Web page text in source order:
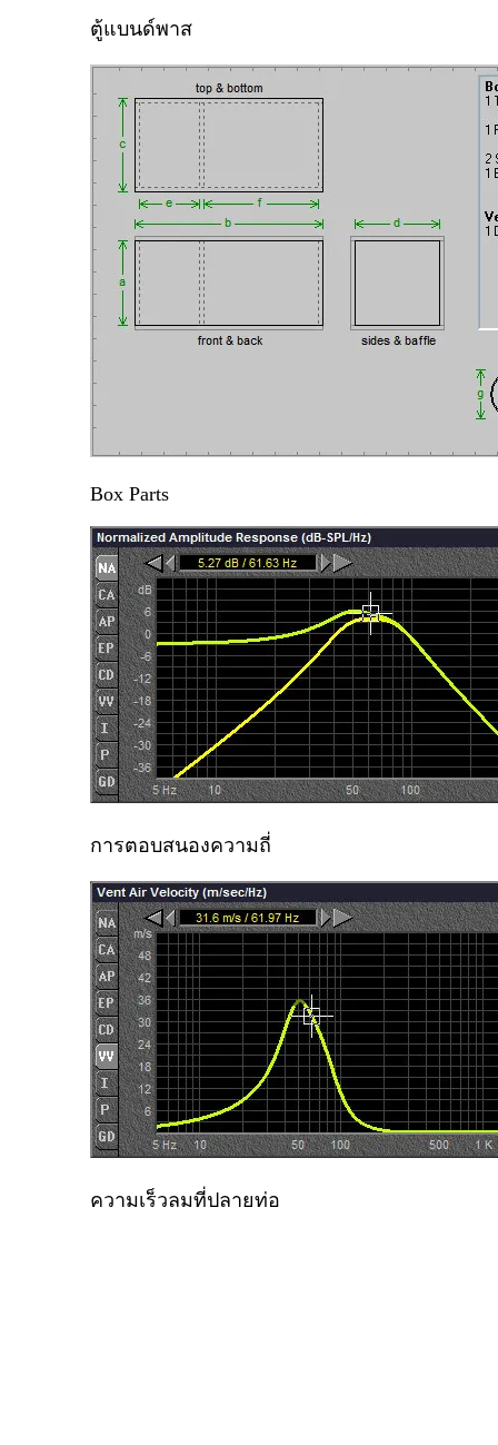
ตู้แบนด์พาส
Box Parts
การตอบสนองความถี่
ความเร็วลมที่ปลายท่อ